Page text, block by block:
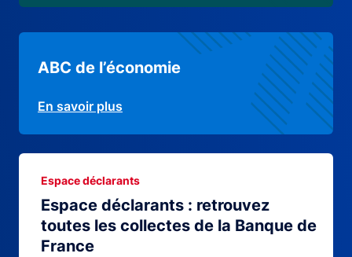
ABC de l’économie
En savoir plus
Espace déclarants : retrouvez
toutes les collectes de la Banque de
France
Espace déclarants